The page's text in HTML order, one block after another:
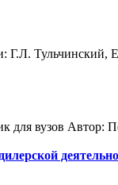
для вузов